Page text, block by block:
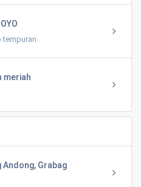
tempuran
meriah
Andong, Grabag